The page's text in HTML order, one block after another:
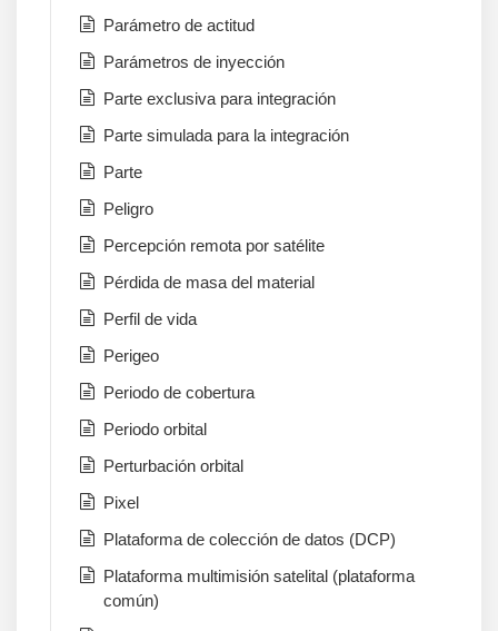
Parámetro de actitud
Parámetros de inyección
Parte exclusiva para integración
Parte simulada para la integración
Parte
Peligro
Percepción remota por satélite
Pérdida de masa del material
Perfil de vida
Perigeo
Periodo de cobertura
Periodo orbital
Perturbación orbital
Pixel
Plataforma de colección de datos (DCP)
Plataforma multimisión satelital (plataforma
común)